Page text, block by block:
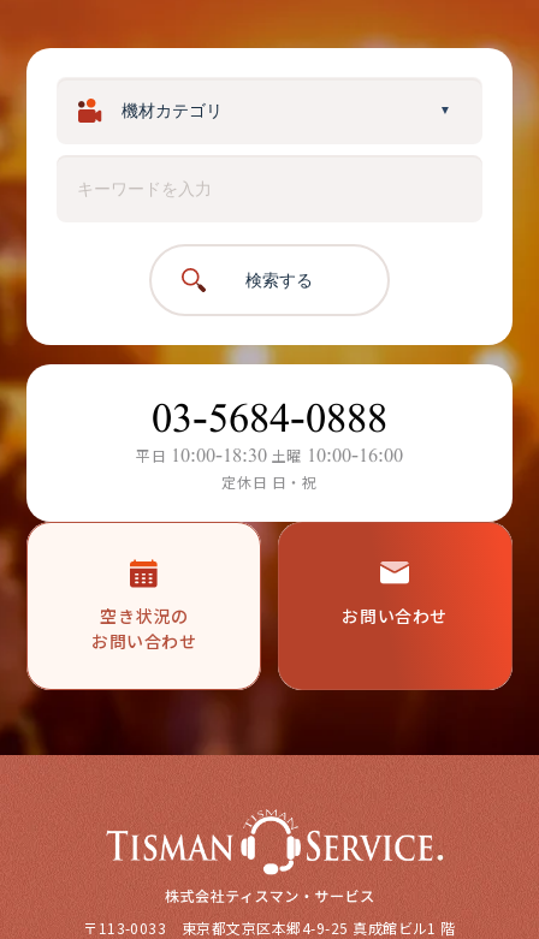
▼
検索する
03-5684-0888
平日 10:00-18:30 土曜 10:00-16:00
定休日 日・祝
空き状況の
お問い合わせ
お問い合わせ
〒113-0033 東京都文京区本郷4-9-25 真成館ビル1 階